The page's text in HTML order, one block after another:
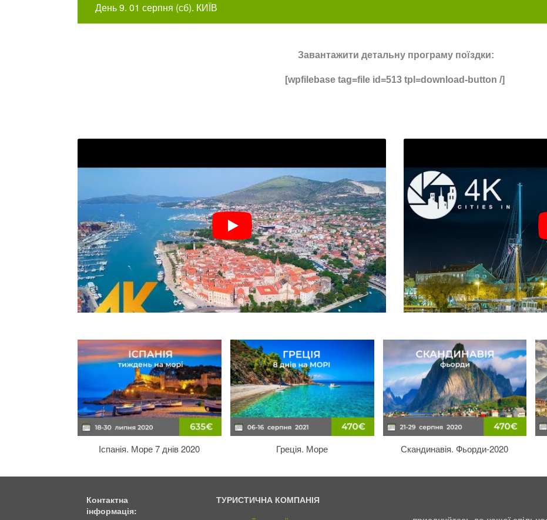
День 9. 01 серпня (сб). КИЇВ
Завантажити детальну програму поїздки:
[wpfilebase tag=file id=513 tpl=download-button /]
Іспанія. Море 7 днів 2020 Греція. Море Скандинавія. Фьорди-2020
Контактна
інформація:
ТУРИСТИЧНА КОМПАНІЯ